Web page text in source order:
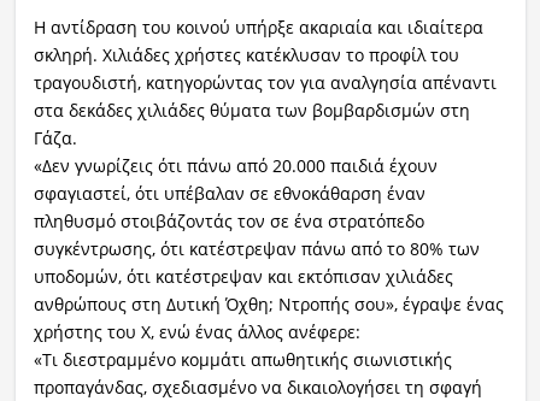
Η αντίδραση του κοινού υπήρξε ακαριαία και ιδιαίτερα
σκληρή. Χιλιάδες χρήστες κατέκλυσαν το προφίλ του
τραγουδιστή, κατηγορώντας τον για αναλγησία απέναντι
στα δεκάδες χιλιάδες θύματα των βομβαρδισμών στη
Γάζα.
«Δεν γνωρίζεις ότι πάνω από 20.000 παιδιά έχουν
σφαγιαστεί, ότι υπέβαλαν σε εθνοκάθαρση έναν
πληθυσμό στοιβάζοντάς τον σε ένα στρατόπεδο
συγκέντρωσης, ότι κατέστρεψαν πάνω από το 80% των
υποδομών, ότι κατέστρεψαν και εκτόπισαν χιλιάδες
ανθρώπους στη Δυτική Όχθη; Ντροπής σου», έγραψε ένας
χρήστης του X, ενώ ένας άλλος ανέφερε:
«Τι διεστραμμένο κομμάτι απωθητικής σιωνιστικής
προπαγάνδας, σχεδιασμένο να δικαιολογήσει τη σφαγή